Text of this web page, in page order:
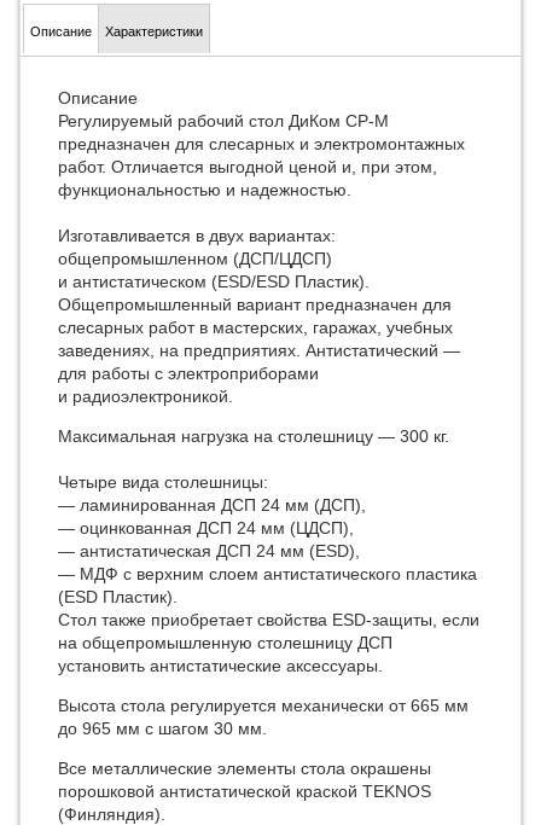
Описание Характеристики
Описание
Регулируемый рабочий стол ДиКом СР-М
предназначен для слесарных и электромонтажных
работ. Отличается выгодной ценой и, при этом,
функциональностью и надежностью.
Изготавливается в двух вариантах:
общепромышленном (ДСП/ЦДСП)
и антистатическом (ESD/ESD Пластик).
Общепромышленный вариант предназначен для
слесарных работ в мастерских, гаражах, учебных
заведениях, на предприятиях. Антистатический —
для работы с электроприборами
и радиоэлектроникой.
Максимальная нагрузка на столешницу — 300 кг.
Четыре вида столешницы:
— ламинированная ДСП 24 мм (ДСП),
— оцинкованная ДСП 24 мм (ЦДСП),
— антистатическая ДСП 24 мм (ESD),
— МДФ с верхним слоем антистатического пластика
(ESD Пластик).
Стол также приобретает свойства ESD-защиты, если
на общепромышленную столешницу ДСП
установить антистатические аксессуары.
Высота стола регулируется механически от 665 мм
до 965 мм с шагом 30 мм.
Все металлические элементы стола окрашены
порошковой антистатической краской TEKNOS
(Финляндия).